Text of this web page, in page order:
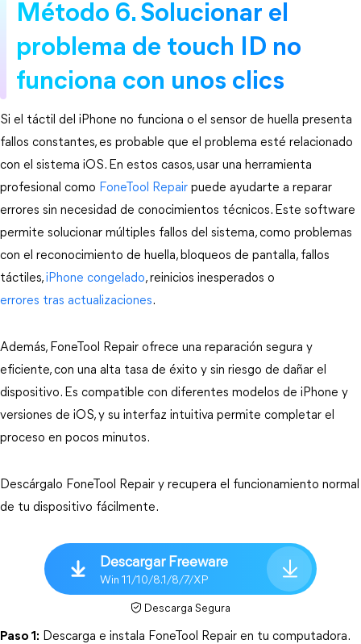
Método 6. Solucionar el
problema de touch ID no
funciona con unos clics
Si el táctil del iPhone no funciona o el sensor de huella presenta
fallos constantes, es probable que el problema esté relacionado
con el sistema iOS. En estos casos, usar una herramienta
profesional como FoneTool Repair puede ayudarte a reparar
errores sin necesidad de conocimientos técnicos. Este software
permite solucionar múltiples fallos del sistema, como problemas
con el reconocimiento de huella, bloqueos de pantalla, fallos
táctiles, iPhone congelado, reinicios inesperados o
errores tras actualizaciones.
Además, FoneTool Repair ofrece una reparación segura y
eficiente, con una alta tasa de éxito y sin riesgo de dañar el
dispositivo. Es compatible con diferentes modelos de iPhone y
versiones de iOS, y su interfaz intuitiva permite completar el
proceso en pocos minutos.
Descárgalo FoneTool Repair y recupera el funcionamiento normal
de tu dispositivo fácilmente.
Descargar Freeware
Win 11/10/8.1/8/7/XP
Descarga Segura
Paso 1:
Descarga e instala FoneTool Repair en tu computadora.